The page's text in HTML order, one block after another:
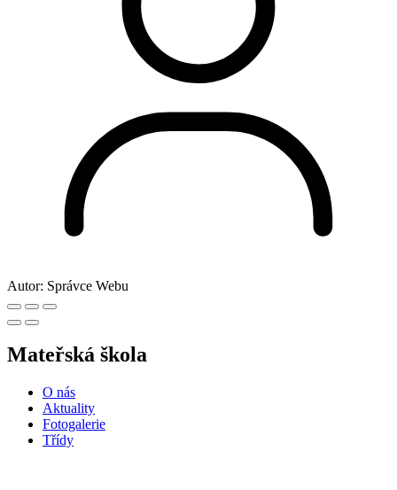
Autor: Správce Webu
Mateřská škola
O nás
Aktuality
Fotogalerie
Třídy